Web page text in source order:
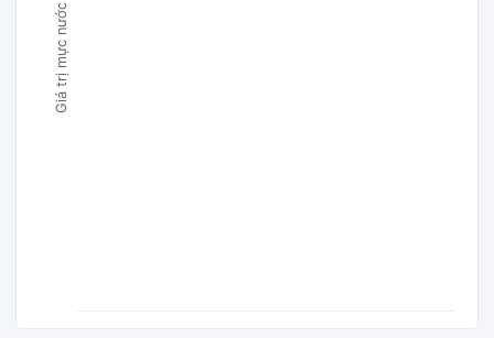
Giá trị mực nước